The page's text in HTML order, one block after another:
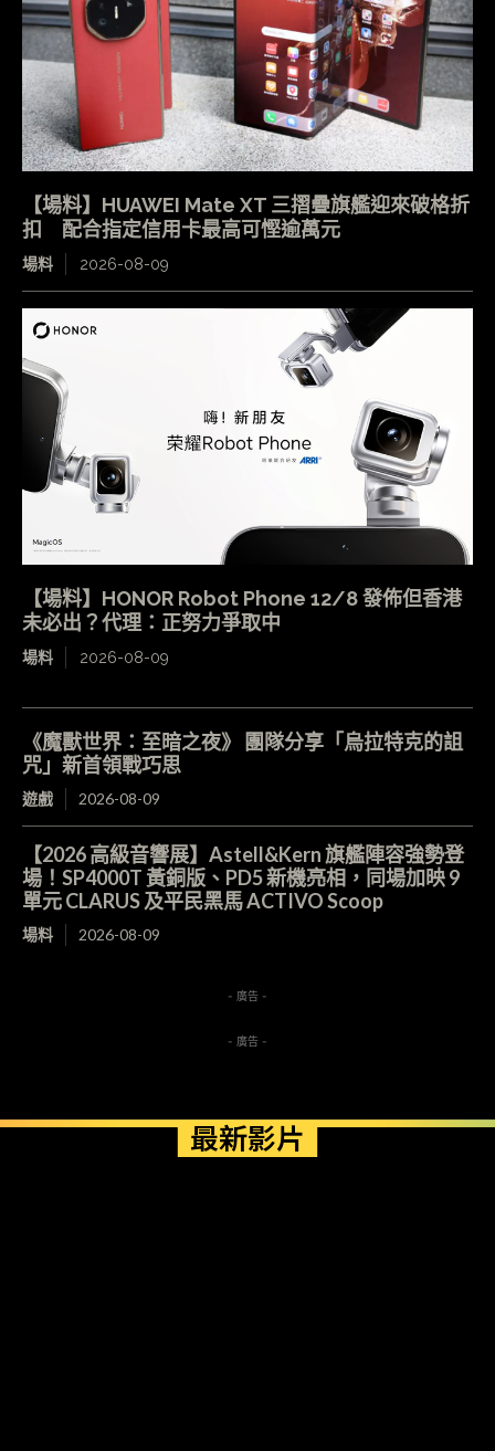
【場料】HUAWEI Mate XT 三摺疊旗艦迎來破格折
扣 配合指定信用卡最高可慳逾萬元
場料 2026-08-09
【場料】HONOR Robot Phone 12/8 發佈但香港
未必出？代理：正努力爭取中
場料 2026-08-09
《魔獸世界：至暗之夜》 團隊分享「烏拉特克的詛
咒」新首領戰巧思
遊戲 2026-08-09
【2026 高級音響展】Astell&Kern 旗艦陣容強勢登
場！SP4000T 黃銅版、PD5 新機亮相，同場加映 9
單元 CLARUS 及平民黑馬 ACTIVO Scoop
場料 2026-08-09
- 廣告 -
- 廣告 -
最新影片